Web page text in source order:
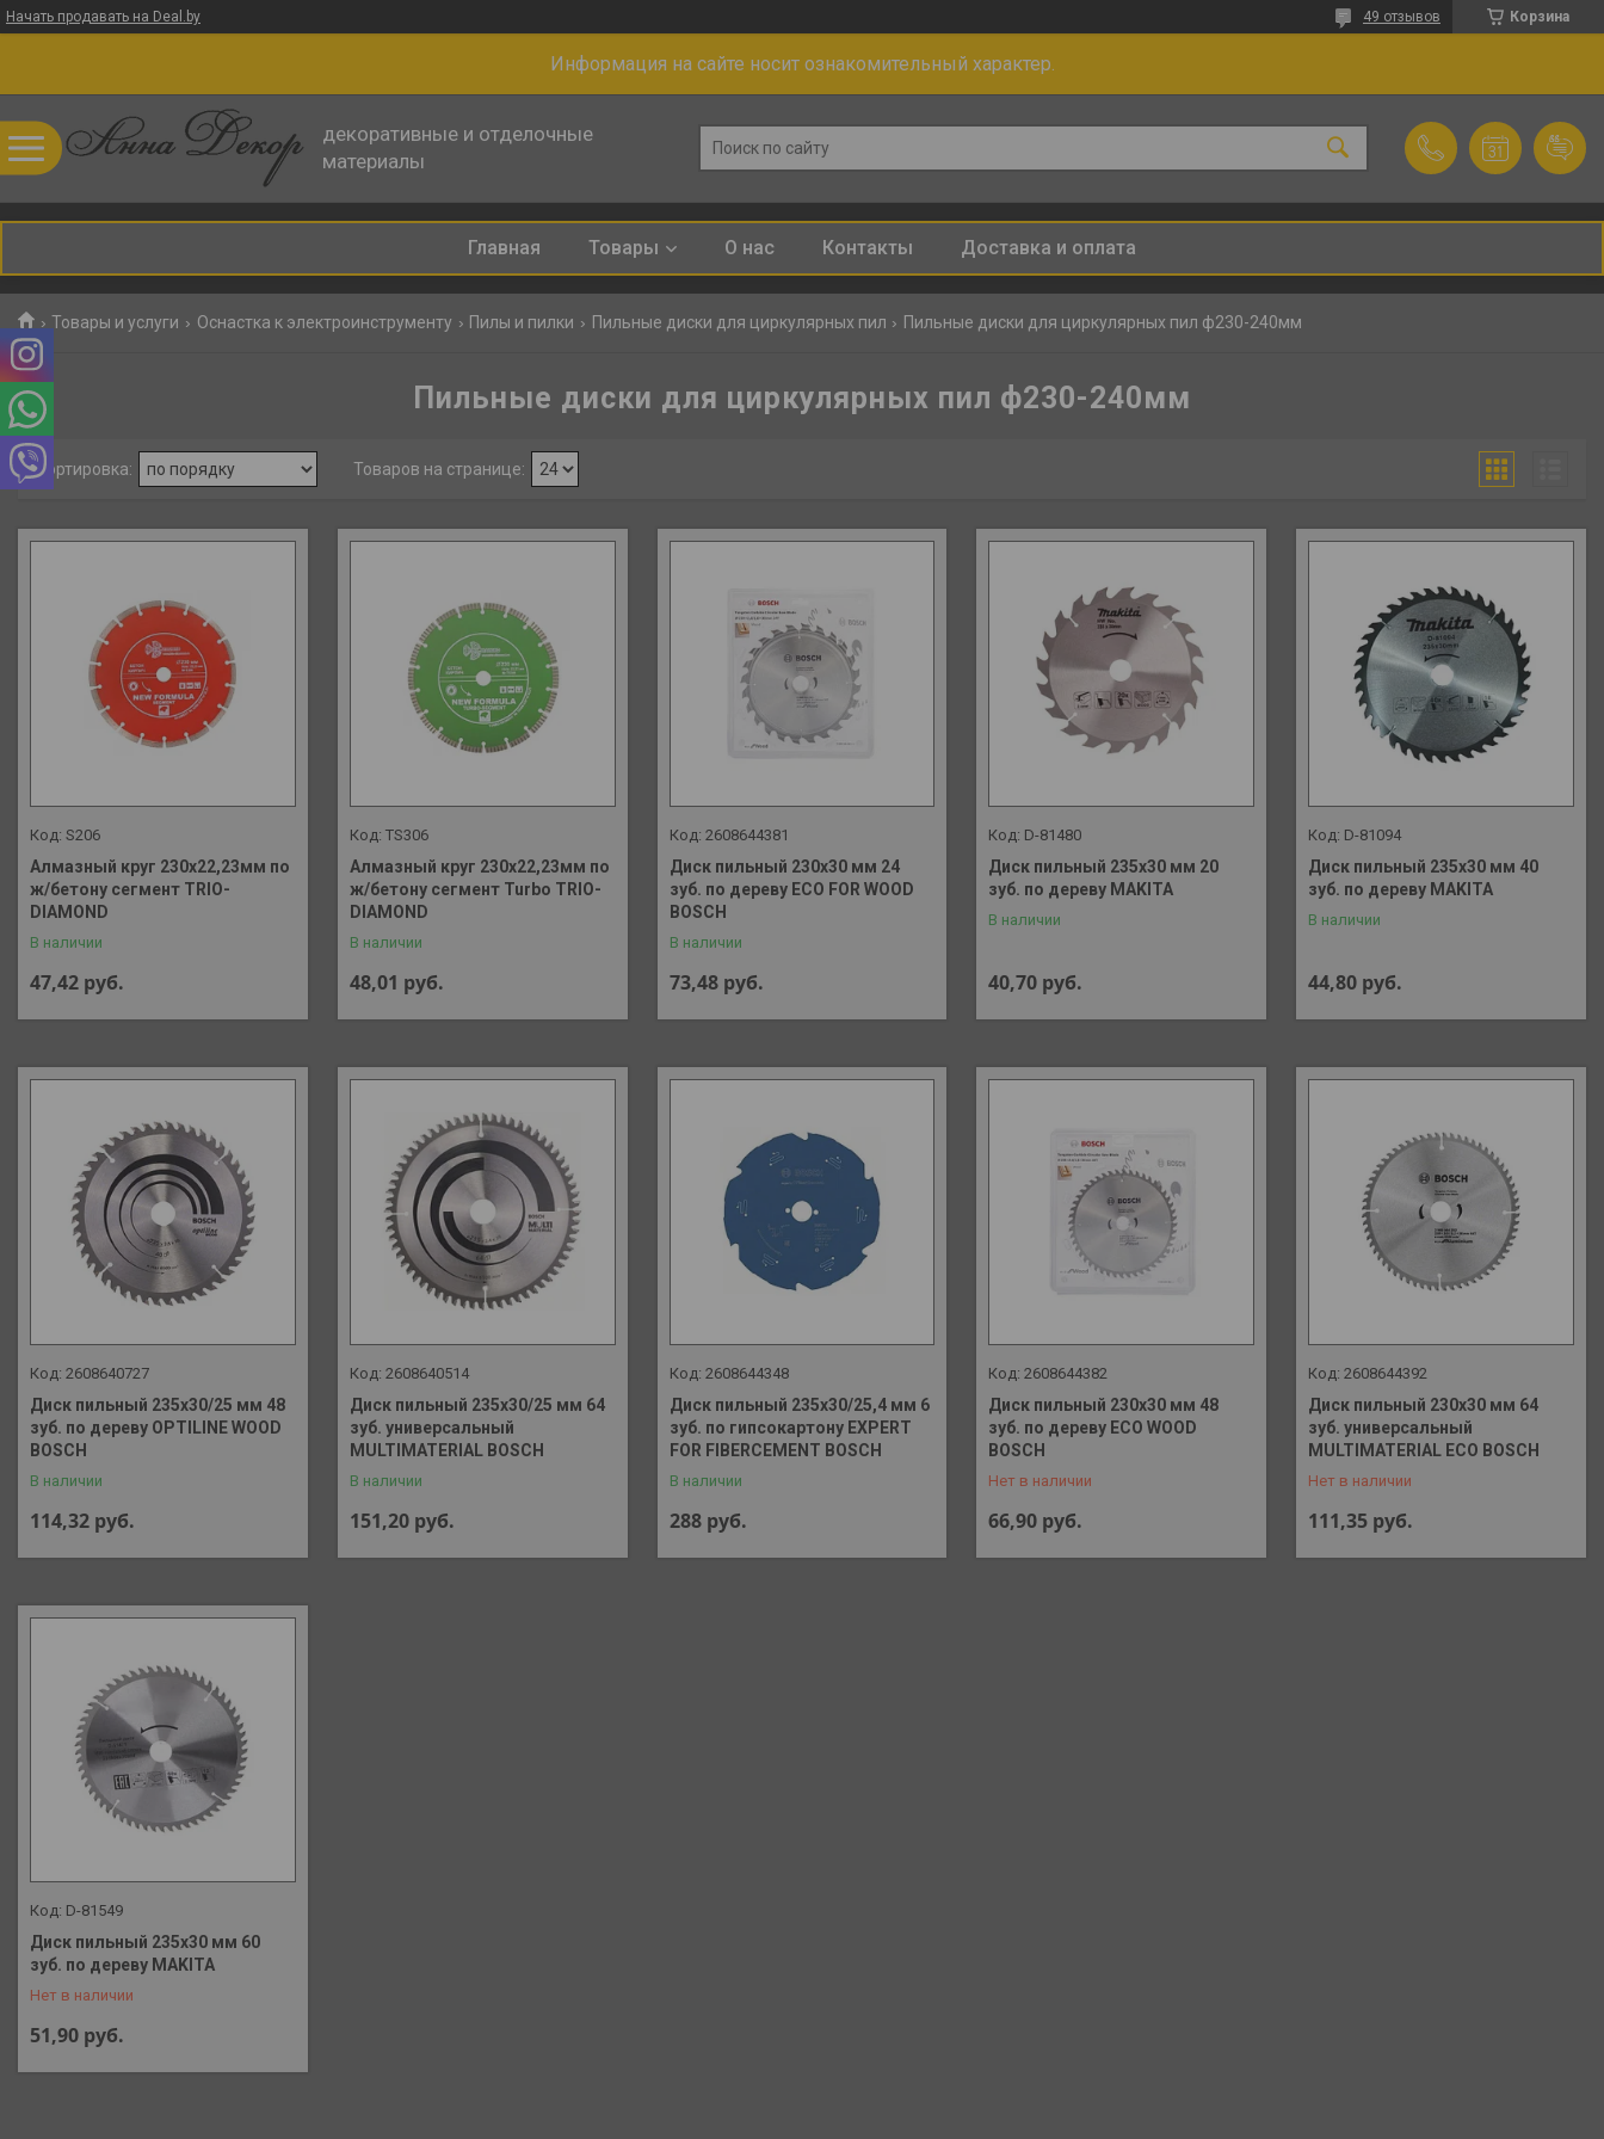
Начать продавать на Deal.by Корзина
49 отзывов
Информация на сайте носит ознакомительный характер.
декоративные и отделочные
материалы
Главная Товары О нас Контакты Доставка и оплата
Товары и услуги Оснастка к электроинструменту Пилы и пилки Пильные диски для циркулярных пил Пильные диски для циркулярных пил ф230-240мм
Пильные диски для циркулярных пил ф230-240мм
S206
Алмазный круг 230х22,23мм по
ж/бетону сегмент TRIO-
DIAMOND
В наличии
47,42 руб.
TS306
Алмазный круг 230х22,23мм по
ж/бетону сегмент Turbo TRIO-
DIAMOND
В наличии
48,01 руб.
2608644381
Диск пильный 230х30 мм 24
зуб. по дереву ECO FOR WOOD
BOSCH
В наличии
73,48 руб.
D-81480
Диск пильный 235х30 мм 20
зуб. по дереву MAKITA
В наличии
40,70 руб.
D-81094
Диск пильный 235х30 мм 40
зуб. по дереву MAKITA
В наличии
44,80 руб.
2608640727
Диск пильный 235х30/25 мм 48
зуб. по дереву OPTILINE WOOD
BOSCH
В наличии
114,32 руб.
2608640514
Диск пильный 235х30/25 мм 64
зуб. универсальный
MULTIMATERIAL BOSCH
В наличии
151,20 руб.
2608644348
Диск пильный 235х30/25,4 мм 6
зуб. по гипсокартону EXPERT
FOR FIBERCEMENT BOSCH
В наличии
288 руб.
2608644382
Диск пильный 230х30 мм 48
зуб. по дереву ECO WOOD
BOSCH
Нет в наличии
66,90 руб.
+375 (29) 648-41-90
2608644392
Диск пильный 230х30 мм 64
зуб. универсальный
MULTIMATERIAL ECO BOSCH
Нет в наличии
111,35 руб.
+375 (29) 648-41-90
D-81549
Диск пильный 235х30 мм 60
зуб. по дереву MAKITA
Нет в наличии
51,90 руб.
+375 (29) 648-41-90